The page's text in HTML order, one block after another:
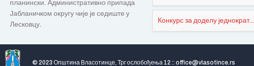
планински. Административно припада
Јабланичком округу чије је седиште у
Лесковцу.
Конкурс за доделу једнократ...
© 2023 Општина Власотинце, Трг ослобођења 12 :: office@vlasotince.rs